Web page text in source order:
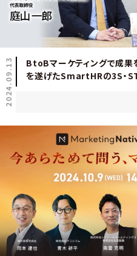
2024.09.13
BtoBマーケティングで成果
を遂げたSmartHRの3S・